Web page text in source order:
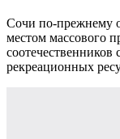
Сочи по-прежнему
местом массового
соотечественников
рекреационных